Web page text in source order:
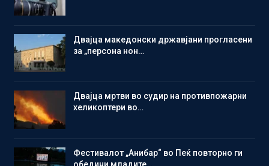
Двајца македонски државјани прогласени
за „персона нон…
Двајца мртви во судир на противпожарни
хеликоптери во…
Фестивалот „Анибар“ во Пеќ повторно ги